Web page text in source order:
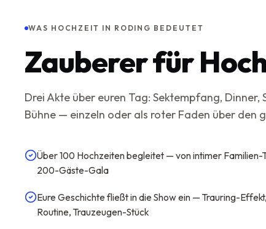
WAS HOCHZEIT IN RODING BEDEUTET
Zauberer für
Drei Akte über euren Tag: Sektempfang,
Bühne — einzeln oder als roter Faden über den
Über 100 Hochzeiten begleitet — von intimer Familien-
200-Gäste-Gala
Eure Geschichte fließt in die Show ein — Trauring-
Routine, Trauzeugen-Stück